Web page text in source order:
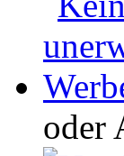
oder